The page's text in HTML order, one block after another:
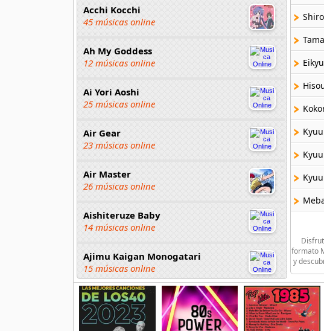
Acchi Kocchi
45 músicas online
Ah My Goddess
12 músicas online
Ai Yori Aoshi
25 músicas online
Air Gear
23 músicas online
Air Master
26 músicas online
Aishiteruze Baby
14 músicas online
Ajimu Kaigan Monogatari
15 músicas online
Akahori Gedou Hour Rabuge
29 músicas online
Ki
formato
y